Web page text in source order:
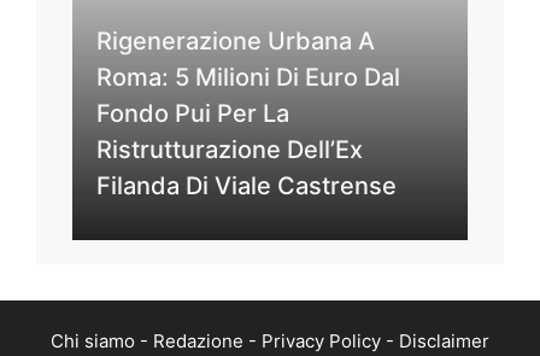
Rigenerazione Urbana A
Roma: 5 Milioni Di Euro Dal
Fondo Pui Per La
Ristrutturazione Dell’Ex
Filanda Di Viale Castrense
Chi siamo - Redazione - Privacy Policy - Disclaimer